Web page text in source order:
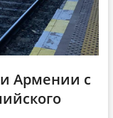
Армении с